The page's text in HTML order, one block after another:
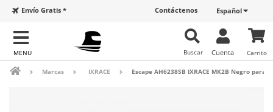
Español
Contáctenos
Envío Gratis *
Carrito
Cuenta
Buscar
Marcas IXRACE Escape AH6238SB IXRACE MK2B Negro para